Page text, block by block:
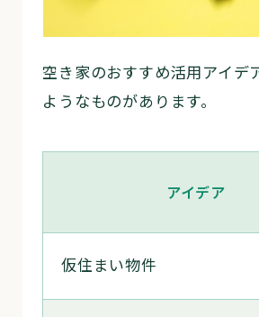
空き家のおすすめ活用アイデ
ようなものがあります。
アイデア
仮住まい物件